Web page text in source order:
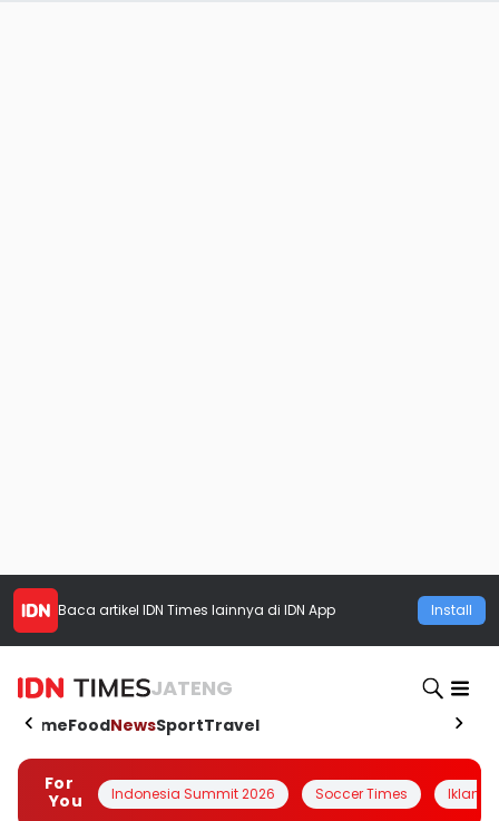
Baca artikel IDN Times lainnya di IDN App Install
JATENG
HomeFoodNewsSportTravel
For
You
Indonesia Summit 2026 Soccer Times Iklanin